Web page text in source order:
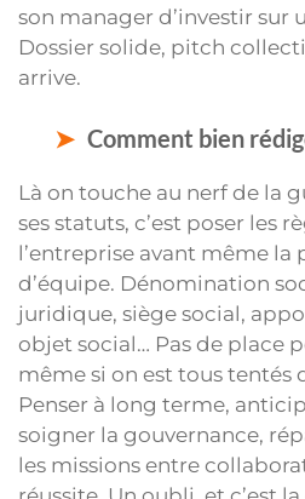
son manager d’investir sur
Dossier solide, pitch
arrive.
Comment bien
Là on touche au nerf de la
ses statuts, c’est poser les
l’entreprise avant même la
d’équipe. Dénomination
juridique, siège social,
objet social… Pas de place
même si on est tous tentés
Penser à long terme,
soigner la gouvernance,
les missions entre